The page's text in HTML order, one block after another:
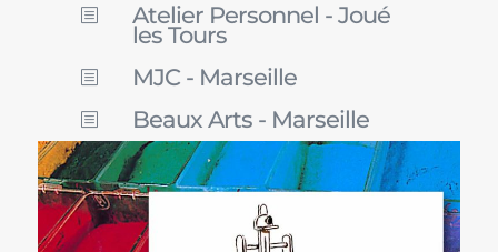
b Atelier Personnel - Joué
les Tours
b MJC - Marseille
b Beaux Arts - Marseille